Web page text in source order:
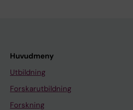
Huvudmeny
Utbildning
Forskarutbildning
Forskning